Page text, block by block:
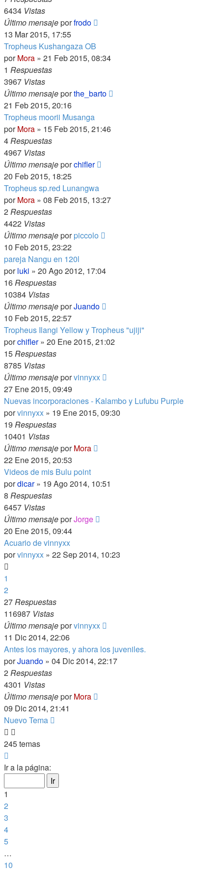
6434 Vistas
Último mensajeporfrodo
13 Mar 2015, 17:55
Tropheus Kushangaza OB
porMora » 21 Feb 2015, 08:34
1 Respuestas
3967 Vistas
Último mensajeporthe_barto
21 Feb 2015, 20:16
Tropheus moorii Musanga
porMora » 15 Feb 2015, 21:46
4Respuestas
4967 Vistas
Último mensajeporchifler
20 Feb 2015, 18:25
Tropheus sp.red Lunangwa
porMora » 08 Feb 2015, 13:27
2Respuestas
4422 Vistas
Último mensajeporpiccolo
10 Feb 2015, 23:22
pareja Nangu en 120l
porluki » 20 Ago 2012, 17:04
16Respuestas
10384 Vistas
Último mensajeporJuando
10 Feb 2015, 22:57
Tropheus Ilangi Yellow y Tropheus "ujiji"
porchifler» 20 Ene 2015, 21:02
15Respuestas
8785 Vistas
Último mensajeporvinnyxx
27 Ene 2015, 09:49
Nuevas incorporaciones - Kalambo y Lufubu Purple
porvinnyxx » 19 Ene 2015, 09:30
19 Respuestas
10401 Vistas
Último mensajeporMora
22 Ene 2015, 20:53
Videos de mis Bulu point
pordicar» 19 Ago 2014, 10:51
8 Respuestas
6457 Vistas
Último mensajeporJorge
20 Ene 2015, 09:44
Acuario de vinnyxx
porvinnyxx » 22 Sep 2014, 10:23
1
2
27Respuestas
116987 Vistas
Último mensajeporvinnyxx
11 Dic 2014, 22:06
Antes los mayores, y ahora los juveniles.
porJuando » 04 Dic 2014, 22:17
2Respuestas
4301 Vistas
Último mensajeporMora
09 Dic 2014, 21:41
Nuevo Tema
245 temas
1
10
Ir a la página:
1
2
3
4
5
…
10